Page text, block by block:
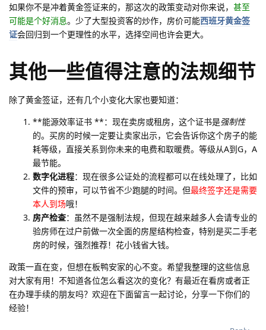
如果你不是冲着黄金签证来的，那这次的政策变动对你来说， 甚至
可能是个好消息。少了大型投资客的炒作，房价可能西班牙黄金签
证会回归到一个更理性的水平，选择空间也许会更大。
其他一些值得注意的法规细节
除了黄金签证，还有几个小变化大家也要知道：
**能源效率证书 **：现在卖房或租房，这个证书是强制性
的。买房的时候一定要让卖家出示，它会告诉你这个房子的能
耗等级，直接关系到你未来的电费和取暖费。等级从A到G，A
最节能。
数字化进程：现在很多公证处的流程都可以在线处理了，比如
文件的预审，可以节省不少跑腿的时间。但最终签字还是需要
本人到场哦！
房产检查：虽然不是强制法规，但现在越来越多人会请专业的
验房师在过户前做一次全面的房屋结构检查，特别是买二手老
房的时候，强烈推荐！花小钱省大钱。
政策一直在变，但想在板鸭安家的心不变。希望我整理的这些信息
对大家有用！不知道各位怎么看这次的变化？有最近在看房或者正
在办理手续的朋友吗？欢迎在下面留言一起讨论，分享一下你们的
经验！